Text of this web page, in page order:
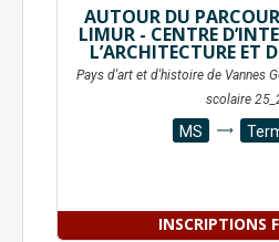
INSCRIPTIONS
AUTOUR DU
LIMUR - CENTRE
L’ARCHITECTURE ET
Pays d'art et d'histoire de Vannes
scolaire
MS